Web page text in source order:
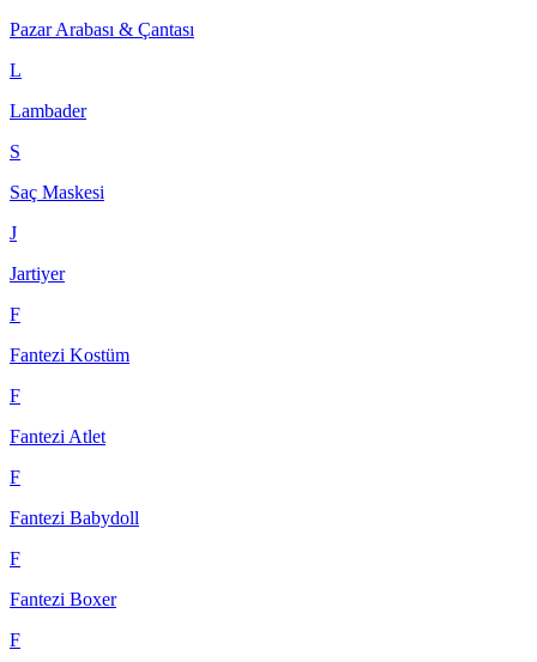
Pazar Arabası & Çantası
L
Lambader
S
Saç Maskesi
J
Jartiyer
F
Fantezi Kostüm
F
Fantezi Atlet
F
Fantezi Babydoll
F
Fantezi Boxer
F